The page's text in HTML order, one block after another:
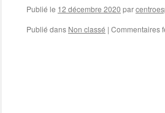
Publié le 12 décembre 2020 par
Publié dans Non classé | Commentaires